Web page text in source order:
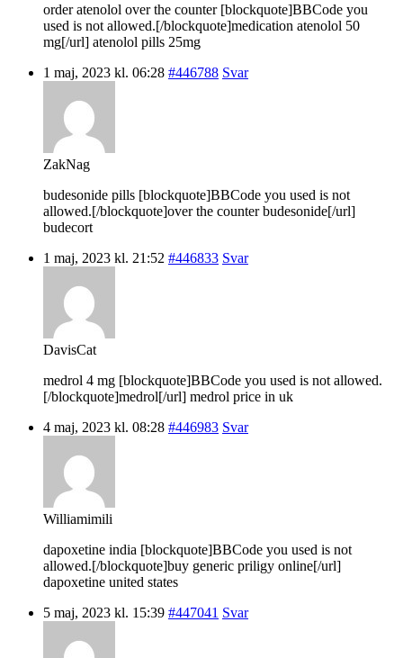
order atenolol over the counter [blockquote]BBCode you
used is not allowed.[/blockquote]medication atenolol 50
mg[/url] atenolol pills 25mg
1 maj, 2023 kl. 06:28 #446788 Svar
ZakNag
budesonide pills [blockquote]BBCode you used is not
allowed.[/blockquote]over the counter budesonide[/url]
budecort
1 maj, 2023 kl. 21:52 #446833 Svar
DavisCat
medrol 4 mg [blockquote]BBCode you used is not allowed.
[/blockquote]medrol[/url] medrol price in uk
4 maj, 2023 kl. 08:28 #446983 Svar
Williamimili
dapoxetine india [blockquote]BBCode you used is not
allowed.[/blockquote]buy generic priligy online[/url]
dapoxetine united states
5 maj, 2023 kl. 15:39 #447041 Svar